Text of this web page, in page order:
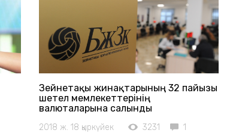
Зейнетақы жинақтарының 32 пайызы
шетел мемлекеттерінің
валюталарына салынды
2018 ж. 18 қыркүйек 3231 1